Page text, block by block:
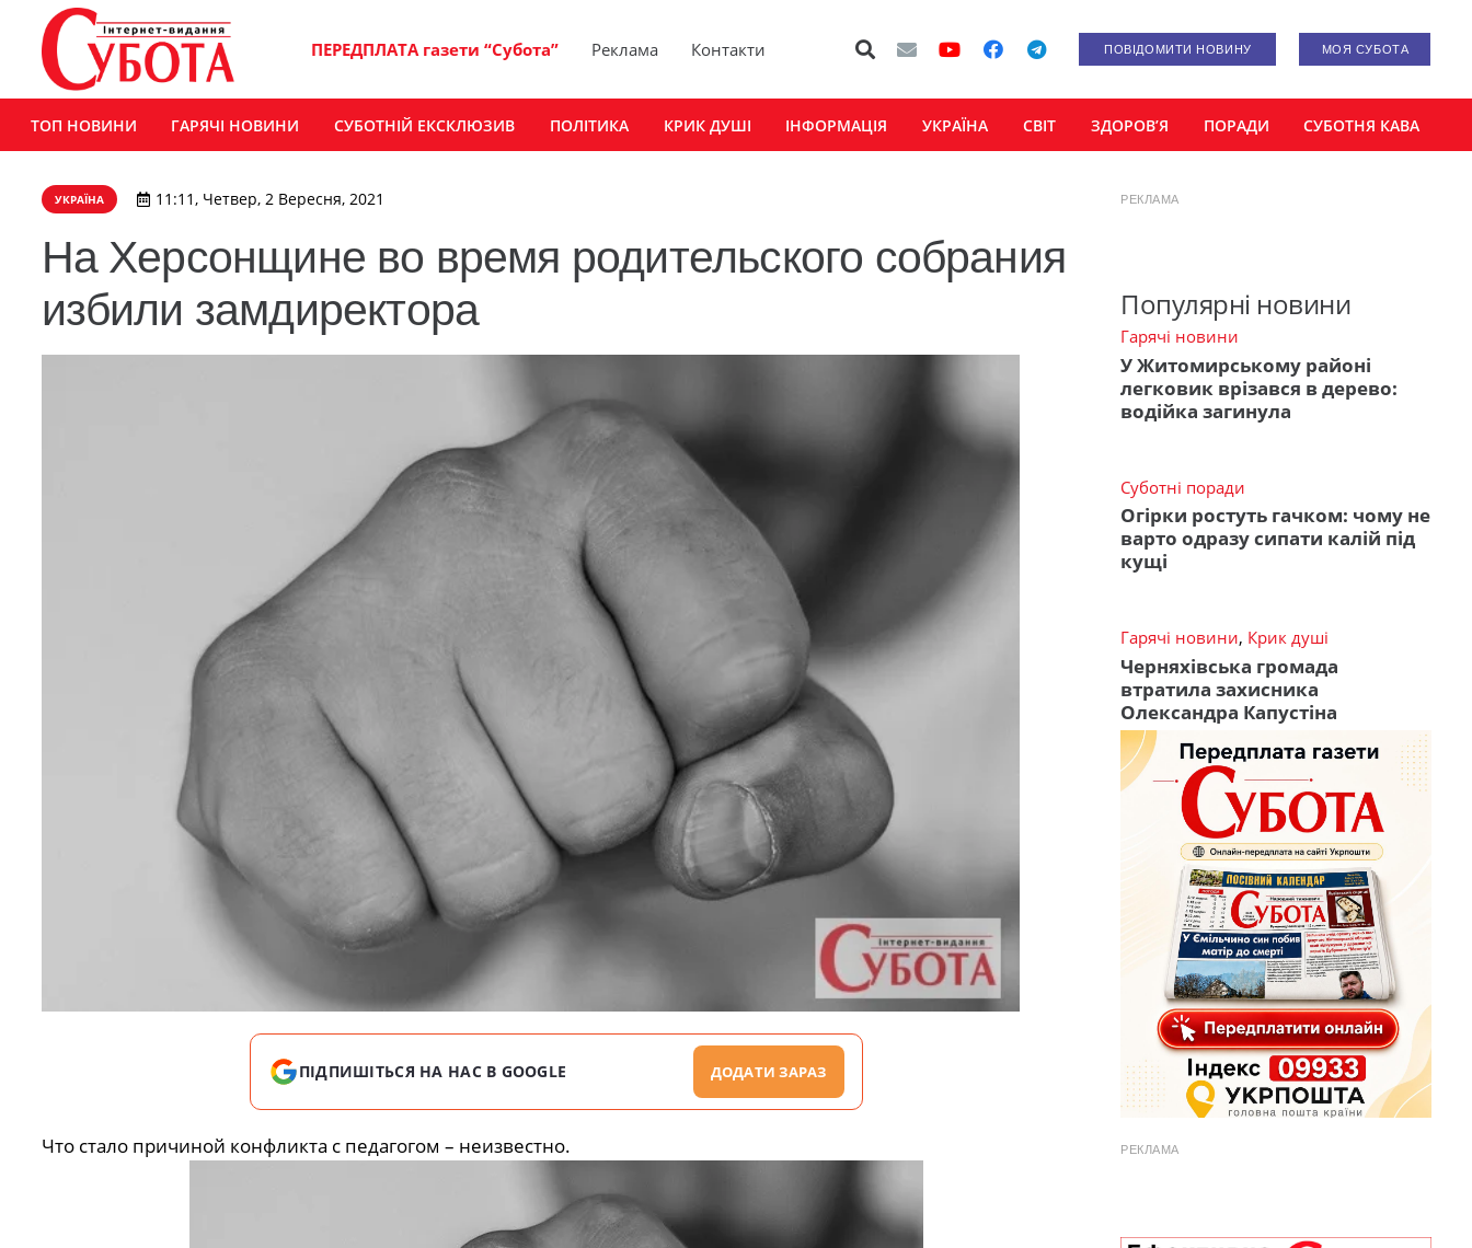
ПЕРЕДПЛАТА газети “Субота” Реклама Контакти ПОВІДОМИТИ НОВИНУ МОЯ СУБОТА
ТОП НОВИНИ ГАРЯЧІ НОВИНИ СУБОТНІЙ ЕКСКЛЮЗИВ ПОЛІТИКА КРИК ДУШІ ІНФОРМАЦІЯ УКРАЇНА СВІТ ЗДОРОВ’Я ПОРАДИ СУБОТНЯ КАВА
УКРАЇНА 11:11, Четвер, 2 Вересня, 2021
На Херсонщине во время родительского собрания
избили замдиректора
ПІДПИШІТЬСЯ НА НАС В GOOGLE ДОДАТИ ЗАРАЗ
Что стало причиной конфликта с педагогом – неизвестно.
РЕКЛАМА
Популярні новини
Гарячі новини
У Житомирському районі
легковик врізався в дерево:
водійка загинула
Суботні поради
Огірки ростуть гачком: чому не
варто одразу сипати калій під
кущі
Гарячі новини, Крик душі
Черняхівська громада
втратила захисника
Олександра Капустіна
РЕКЛАМА